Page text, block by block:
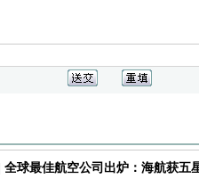
| 全球最佳航空公司出炉：海航获五